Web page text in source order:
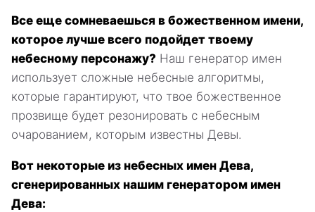
Все еще сомневаешься в божественном имени,
которое лучше всего подойдет твоему
небесному персонажу? Наш генератор имен
использует сложные небесные алгоритмы,
которые гарантируют, что твое божественное
прозвище будет резонировать с небесным
очарованием, которым известны Девы.
Вот некоторые из небесных имен Дева,
сгенерированных нашим генератором имен
Дева: